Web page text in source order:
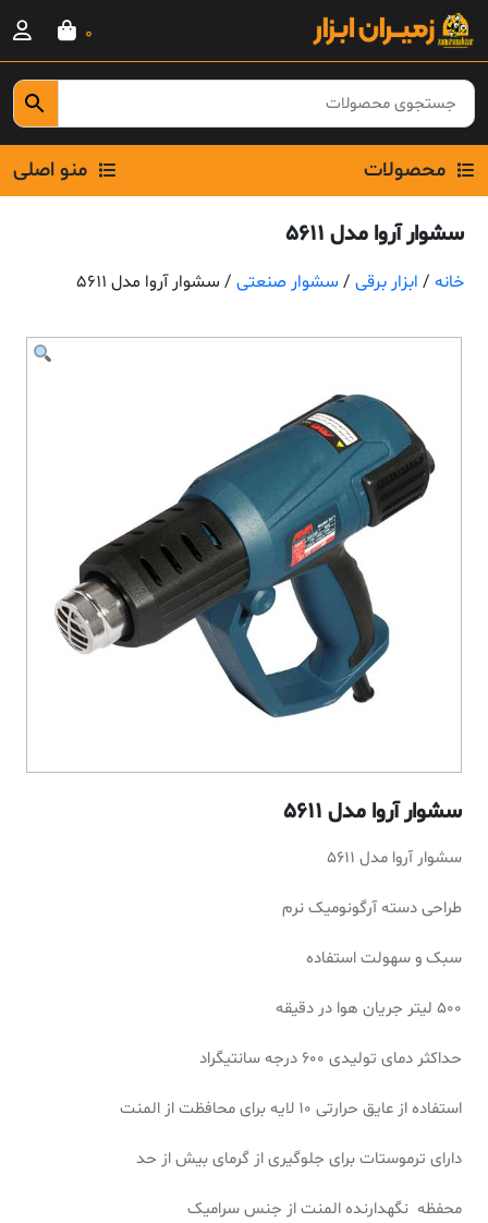
Skip
content
0
محصولات منو اصلی
سشوار آروا مدل 5611
خانه / ابزار برقی / سشوار صنعتی / سشوار آروا مدل 5611
سشوار آروا مدل 5611
سشوار آروا مدل 5611
طراحی دسته آرگونومیک نرم
سبک و سهولت استفاده
500 لیتر جریان هوا در دقیقه
حداکثر دمای تولیدی 600 درجه سانتیگراد
استفاده از عایق حرارتی 10 لایه برای محافظت از المنت
دارای ترموستات برای جلوگیری از گرمای بیش از حد
محفظه نگهدارنده المنت از جنس سرامیک